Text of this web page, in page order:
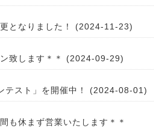
更となりました！ (2024-11-23)
致します＊＊ (2024-09-29)
テスト」を開催中！ (2024-08-01)
も休まず営業いたします＊＊